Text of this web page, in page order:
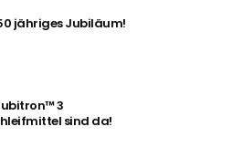
jähriges Jubiläum!
3
sind da!